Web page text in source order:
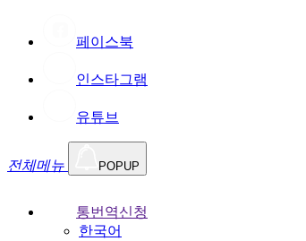
페이스북
인스타그램
유튜브
전체메뉴 POPUP
통번역신청
한국어